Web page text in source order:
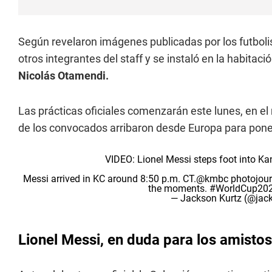
Según revelaron imágenes publicadas por los
otros integrantes del staff y se instaló en la
Nicolás Otamendi.
Las prácticas oficiales comenzarán este lunes, en
de los convocados arribaron desde Europa para
VIDEO: Lionel Messi steps foot into
Messi arrived in KC around 8:50 p.m. CT.@kmbc
the moments.
— Jackson Kurtz
Lionel Messi, en duda para los